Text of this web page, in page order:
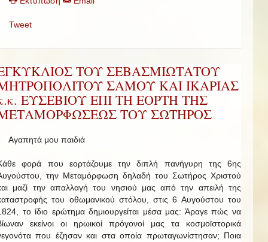
Tweet
ΤΟΥ ΣΕΒΑΣΜΙΩΤΑΤΟΥ
ΣΑΜΟΥ ΚΑΙ ΙΚΑΡΙΑΣ
ΕΥΣΕΒΙΟΥ ΕΠΙ ΤΗ ΕΟΡΤΗ ΤΗΣ
ΤΟΥ ΣΩΤΗΡΟΣ
Αγαπητά μου παιδιά
φορά που εορτάζουμε την διπλή πανήγυρη της 6ης
την Μεταμόρφωση δηλαδή του Σωτήρος Χριστού
μαζί την απαλλαγή του νησιού μας από την απειλή της
του οθωμανικού στόλου, στις 6 Αυγούστου του
το ίδιο ερώτημα δημιουργείται μέσα μας: Άραγε πώς να
εκείνοι οι ηρωικοί πρόγονοί μας τα κοσμοϊστορικά
που έζησαν και στα οποία πρωταγωνίστησαν; Ποια